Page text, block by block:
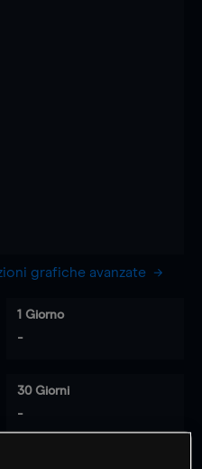
grafiche avanzate
1 Giorno
-
30 Giorni
-